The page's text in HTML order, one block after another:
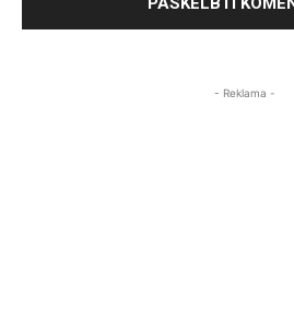
- Reklama -